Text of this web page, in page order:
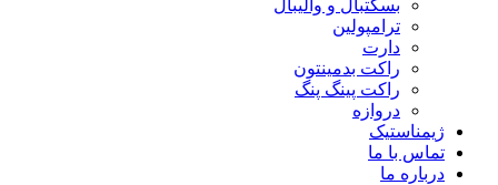
بسکتبال و والیبال
ترامپولین
دارت
راکت بدمینتون
راکت پینگ پنگ
دروازه
ژیمناستیک
تماس با ما
درباره ما